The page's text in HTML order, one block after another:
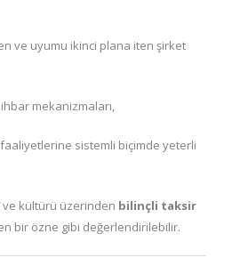
ve uyumu ikinci plana iten şirket
mekanizmaları,
sistemli biçimde yeterli
ve kültürü üzerinden bilinçli taksir
bir özne gibi değerlendirilebilir.